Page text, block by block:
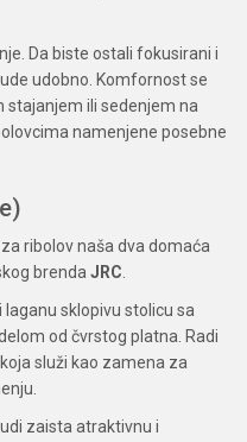
Da biste ostali fokusirani i
udobno. Komfornost se
stajanjem ili sedenjem na
namenjene posebne
ribolov naša dva domaća
brenda JRC
sklopivu stolicu sa
od čvrstog platna. Radi
služi kao zamena za
zaista atraktivnu i